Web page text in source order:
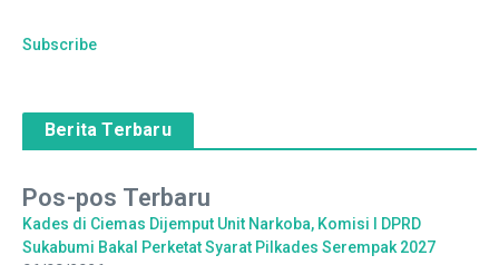
Subscribe
Berita Terbaru
Pos-pos Terbaru
Kades di Ciemas Dijemput Unit Narkoba, Komisi I DPRD
Sukabumi Bakal Perketat Syarat Pilkades Serempak 2027